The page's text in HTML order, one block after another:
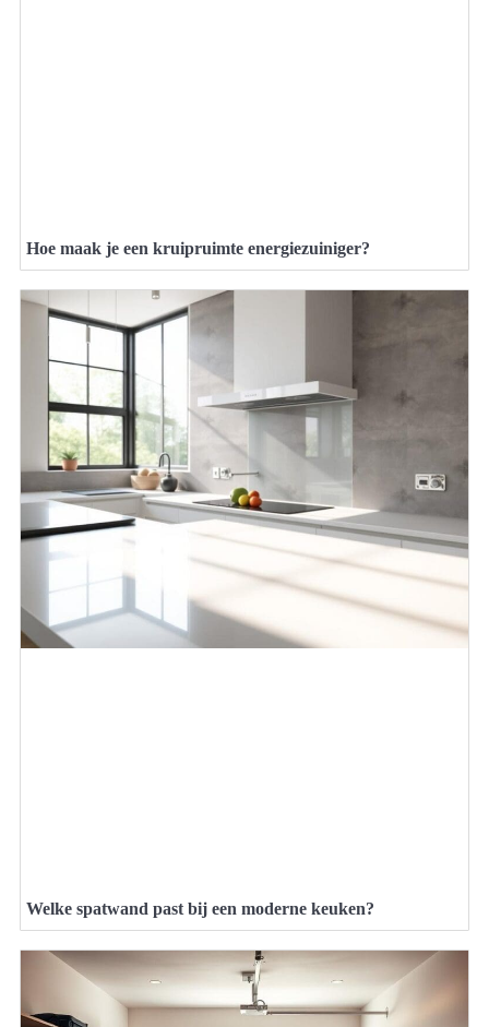
Hoe maak je een kruipruimte energiezuiniger?
Welke spatwand past bij een moderne keuken?